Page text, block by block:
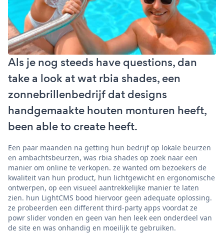
Als je nog steeds have questions, dan
take a look at wat rbia shades, een
zonnebrillenbedrijf dat designs
handgemaakte houten monturen heeft,
been able to create heeft.
Een paar maanden na getting hun bedrijf op lokale beurzen
en ambachtsbeurzen, was rbia shades op zoek naar een
manier om online te verkopen. ze wanted om bezoekers de
kwaliteit van hun product, hun lichtgewicht en ergonomische
ontwerpen, op een visueel aantrekkelijke manier te laten
zien. hun LightCMS bood hiervoor geen adequate oplossing.
ze probeerden een different third-party apps voordat ze
powr slider vonden en geen van hen leek een onderdeel van
de site en was onhandig en moeilijk te gebruiken.